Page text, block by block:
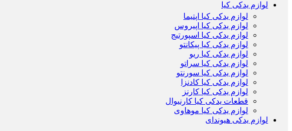
لوازم یدکی کیا
لوازم یدکی کیا اپتیما
لوازم یدکی کیا اپیروس
لوازم یدکی کیا اسپورتیج
لوازم یدکی کیا پیکانتو
لوازم یدکی کیا ریو
لوازم یدکی کیا سراتو
لوازم یدکی کیا سورنتو
لوازم یدکی کیا کادنزا
لوازم یدکی کیا کارنز
قطعات یدکی کیا کارنیوال
لوازم یدکی کیا موهاوی
لوازم یدکی هیوندای